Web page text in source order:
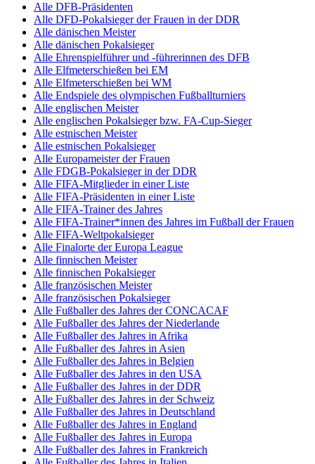
Alle DFB-Präsidenten
Alle DFD-Pokalsieger der Frauen in der DDR
Alle dänischen Meister
Alle dänischen Pokalsieger
Alle Ehrenspielführer und -führerinnen des DFB
Alle Elfmeterschießen bei EM
Alle Elfmeterschießen bei WM
Alle Endspiele des olympischen Fußballturniers
Alle englischen Meister
Alle englischen Pokalsieger bzw. FA-Cup-Sieger
Alle estnischen Meister
Alle estnischen Pokalsieger
Alle Europameister der Frauen
Alle FDGB-Pokalsieger in der DDR
Alle FIFA-Mitglieder in einer Liste
Alle FIFA-Präsidenten in einer Liste
Alle FIFA-Trainer des Jahres
Alle FIFA-Trainer*innen des Jahres im Fußball der Frauen
Alle FIFA-Weltpokalsieger
Alle Finalorte der Europa League
Alle finnischen Meister
Alle finnischen Pokalsieger
Alle französischen Meister
Alle französischen Pokalsieger
Alle Fußballer des Jahres der CONCACAF
Alle Fußballer des Jahres der Niederlande
Alle Fußballer des Jahres in Afrika
Alle Fußballer des Jahres in Asien
Alle Fußballer des Jahres in Belgien
Alle Fußballer des Jahres in den USA
Alle Fußballer des Jahres in der DDR
Alle Fußballer des Jahres in der Schweiz
Alle Fußballer des Jahres in Deutschland
Alle Fußballer des Jahres in England
Alle Fußballer des Jahres in Europa
Alle Fußballer des Jahres in Frankreich